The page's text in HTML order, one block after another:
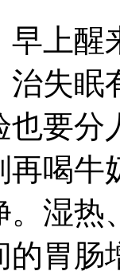
早上
失眠
要分
再喝
湿热
的胃